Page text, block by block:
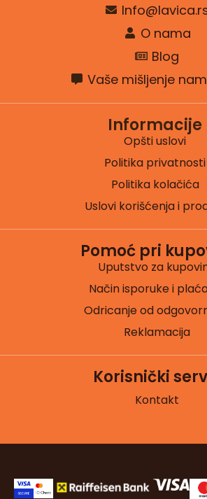
O nama
Blog
Vaše mišljenje
Informacije
Opšti uslovi
Politika privatnosti
Politika kolačića
Uslovi korišćenja i
Pomoć pri
Uputstvo za
Način isporuke i
Odricanje od
Reklamacija
Korisnički
Kontakt